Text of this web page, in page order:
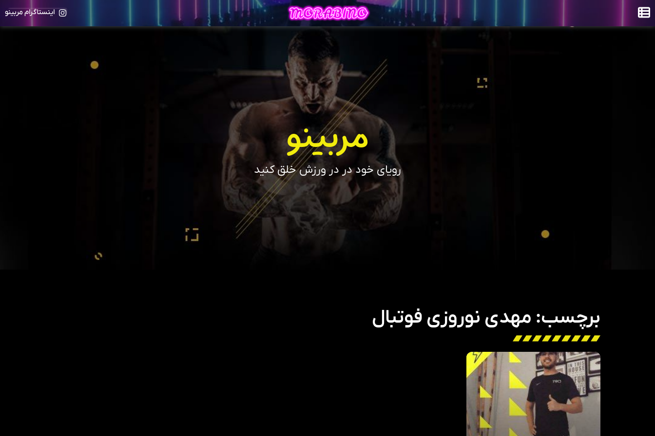
اینستاگرام مربینو
مربینو
رویای خود در در ورزش خلق کنید
برچسب: مهدی نوروزی فوتبال